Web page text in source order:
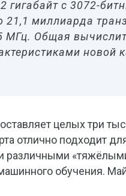
с 3072-
миллиарда
МГц. Общая
новой
целых три
отлично подходит
различными
обучения.